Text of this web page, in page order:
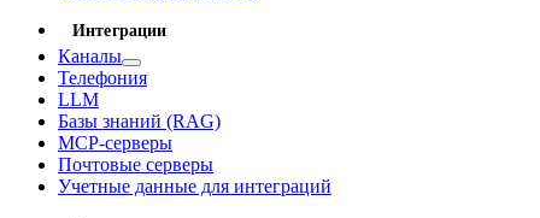
Интеграции
Каналы
Телефония
LLM
Базы знаний (RAG)
MCP-серверы
Почтовые серверы
Учетные данные для интеграций